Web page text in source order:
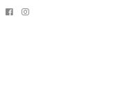
Facebook
Instagram